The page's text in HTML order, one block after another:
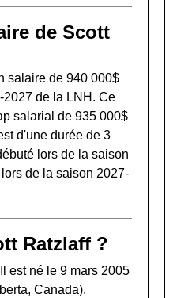
de Scott
salaire de 940 000$
de la LNH. Ce
salarial de 935 000$
d'une durée de 3
lors de la saison
de la saison 2027-
Ratzlaff ?
est né le 9 mars 2005
Canada).